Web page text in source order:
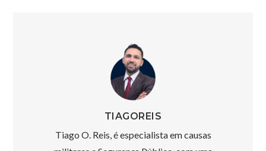
TIAGOREIS
Tiago O. Reis, é especialista em causas